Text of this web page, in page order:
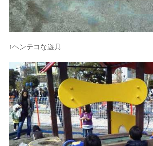
↑ヘンテコな遊具